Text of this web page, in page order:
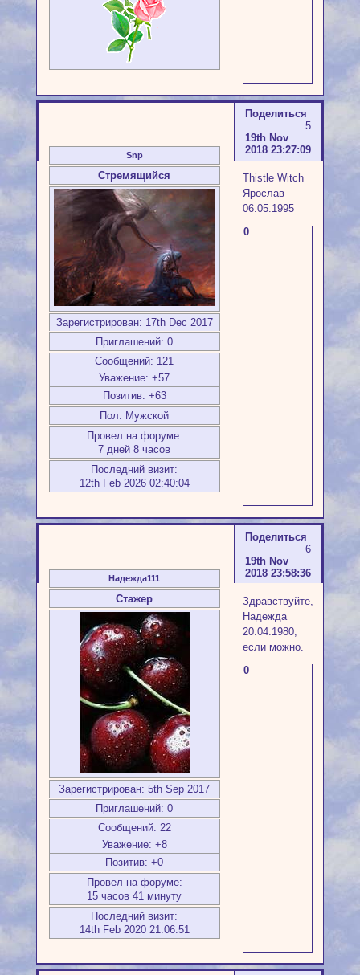
Поделиться
5
19th Nov
2018 23:27:09
Snp
Стремящийся
Зарегистрирован: 17th Dec 2017
Приглашений: 0
Сообщений: 121
Уважение: +57
Позитив: +63
Пол: Мужской
Провел на форуме:
7 дней 8 часов
Последний визит:
12th Feb 2026 02:40:04
Thistle Witch
Ярослав
06.05.1995
0
Поделиться
6
19th Nov
2018 23:58:36
Надежда111
Стажер
Зарегистрирован: 5th Sep 2017
Приглашений: 0
Сообщений: 22
Уважение: +8
Позитив: +0
Провел на форуме:
15 часов 41 минуту
Последний визит:
14th Feb 2020 21:06:51
Здравствуйте,
Надежда
20.04.1980,
если можно.
0